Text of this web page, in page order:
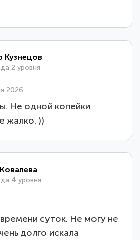
Кузнецов
2 уровня
2026
Не одной копейки
жалко. ))
4 уровня
суток. Не могу не
долго искала